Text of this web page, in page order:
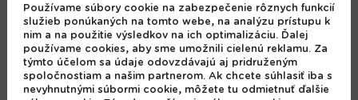
Používame súbory cookie na zabezpečenie rôznych funkcií
služieb ponúkaných na tomto webe, na analýzu prístupu k
nim a na použitie výsledkov na ich optimalizáciu. Ďalej
používame cookies, aby sme umožnili cielenú reklamu. Za
týmto účelom sa údaje odovzdávajú aj pridruženým
spoločnostiam a našim partnerom. Ak chcete súhlasiť iba s
nevyhnutnými súbormi cookie, môžete tu odmietnuť ďalšie